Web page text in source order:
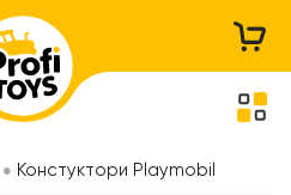
Констуктори Playmobil